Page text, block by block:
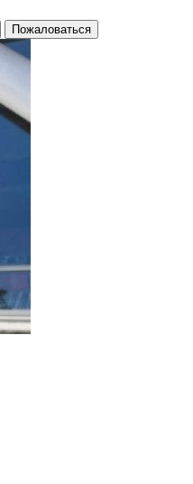
Пожаловаться